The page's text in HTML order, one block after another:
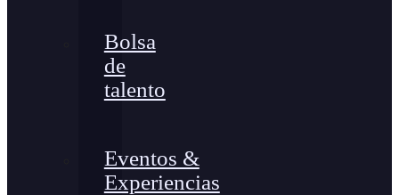
Bolsa
de
talento
Eventos &
Experiencias